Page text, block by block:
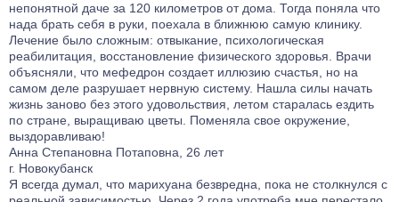
непонятной даче за 120 километров от дома. Тогда поняла что
нада брать себя в руки, поехала в ближнюю самую клинику.
Лечение было сложным: отвыкание, психологическая
реабилитация, восстановление физического здоровья. Врачи
объясняли, что мефедрон создает иллюзию счастья, но на
самом деле разрушает нервную систему. Нашла силы начать
жизнь заново без этого удовольствия, летом старалась ездить
по стране, выращиваю цветы. Поменяла свое окружение,
выздоравливаю!
Анна Степановна Потаповна, 26 лет
г. Новокубанск
Я всегда думал, что марихуана безвредна, пока не столкнулся с